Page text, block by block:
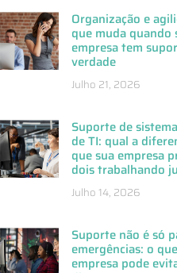
Organização e
que muda quando
empresa tem
verdade
Julho 21, 2026
Suporte de
de TI: qual a
que sua empresa
dois trabalhando
Julho 14, 2026
Suporte não é só
emergências: o
empresa pode